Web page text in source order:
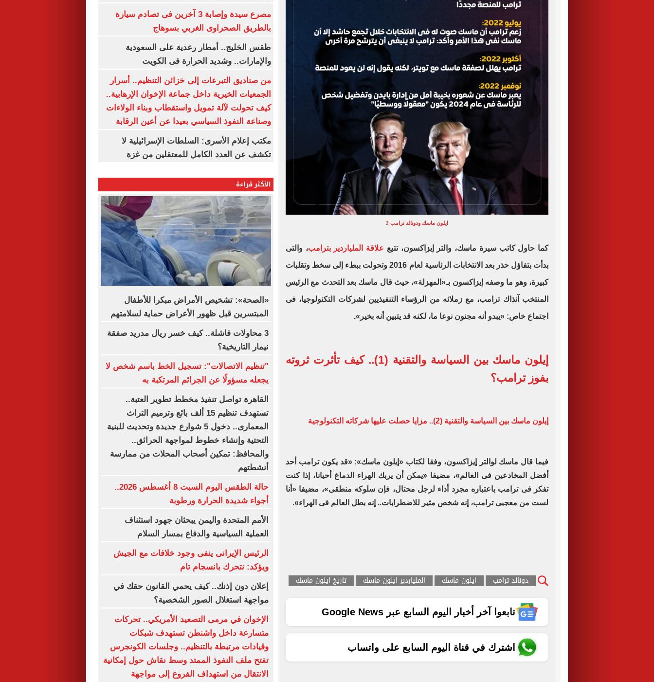
ايلون ماسك ودونالد ترامب 2
كما حاول كاتب سيرة ماسك، والتر إيزاكسون، تتبع علاقة الملياردير بترامب، والتى
بدأت بتفاؤل حذر بعد الانتخابات الرئاسية لعام 2016 وتحولت ببطء إلى سخط وتقلبات
كبيرة، وهو ما وصفه إيزاكسون بـ«المهزلة»، حيث قال ماسك بعد التحدث مع الرئيس
المنتخب آنذاك ترامب، مع زملائه من الرؤساء التنفيذيين لشركات التكنولوجيا، فى
اجتماع خاص: «يبدو أنه مجنون نوعا ما، لكنه قد يتبين أنه بخير».
إيلون ماسك بين السياسة والتقنية (1).. كيف تأثرت ثروته
بفوز ترامب؟
إيلون ماسك بين السياسة والتقنية (2).. مزايا حصلت عليها شركاته التكنولوجية
فيما قال ماسك لوالتر إيزاكسون، وفقا لكتاب «إيلون ماسك»: «قد يكون ترامب أحد
أفضل المخادعين فى العالم»، مضيفا «يمكن أن يربك الهراء الدماغ أحيانا، إذا كنت
تفكر فى ترامب باعتباره مجرد أداء لرجل محتال، فإن سلوكه منطقى»، مضيفا «أنا
لست من معجبى ترامب، إنه شخص مثير للاضطرابات.. إنه بطل العالم فى الهراء».
دونالد ترامب ايلون ماسك الملياردير ايلون ماسك تاريخ ايلون ماسك
تابعوا آخر أخبار اليوم السابع عبر Google News
اشترك في قناة اليوم السابع على واتساب
مصرع سيدة وإصابة 3 آخرين فى تصادم سيارة
بالطريق الصحراوى الغربي بسوهاج
طقس الخليج.. أمطار رعدية على السعودية
والإمارات.. وشديد الحرارة فى الكويت
من صناديق التبرعات إلى خزائن التنظيم.. أسرار
الجمعيات الخيرية داخل جماعة الإخوان الإرهابية..
كيف تحولت لآلة تمويل واستقطاب وبناء الولاءات
وصناعة النفوذ السياسي بعيدا عن أعين الرقابة
مكتب إعلام الأسرى: السلطات الإسرائيلية لا
تكشف عن العدد الكامل للمعتقلين من غزة
الأكثر قراءة
«الصحة»: تشخيص الأمراض مبكرا للأطفال
المبتسرين قبل ظهور الأعراض حماية لسلامتهم
3 محاولات فاشلة.. كيف خسر ريال مدريد صفقة
نيمار التاريخية؟
"تنظيم الاتصالات": تسجيل الخط باسم شخص لا
يجعله مسؤولًا عن الجرائم المرتكبة به
القاهرة تواصل تنفيذ مخطط تطوير العتبة..
تستهدف تنظيم 15 ألف بائع وترميم التراث
المعمارى.. دخول 5 شوارع جديدة وتحديث للبنية
التحتية وإنشاء خطوط لمواجهة الحرائق..
والمحافظ: تمكين أصحاب المحلات من ممارسة
أنشطتهم
حالة الطقس اليوم السبت 8 أغسطس 2026..
أجواء شديدة الحرارة ورطوبة
الأمم المتحدة واليمن يبحثان جهود استئناف
العملية السياسية والدفاع بمسار السلام
الرئيس الإيرانى ينفى وجود خلافات مع الجيش
ويؤكد: نتحرك بانسجام تام
إعلان دون إذنك.. كيف يحمي القانون حقك في
مواجهة استغلال الصور الشخصية؟
الإخوان في مرمى التصعيد الأمريكي.. تحركات
متسارعة داخل واشنطن تستهدف شبكات
وقيادات مرتبطة بالتنظيم.. وجلسات الكونجرس
تفتح ملف النفوذ الممتد وسط نقاش حول إمكانية
الانتقال من استهداف الفروع إلى مواجهة